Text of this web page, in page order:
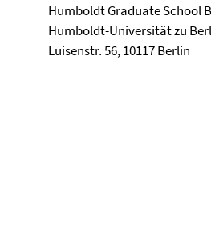
Humboldt Graduate School
Humboldt-Universität zu
Luisenstr. 56, 10117 Berlin